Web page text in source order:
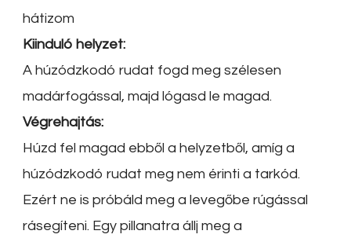
hátizom
Kiinduló helyzet:
A húzódzkodó rudat fogd meg szélesen
madárfogással, majd lógasd le magad.
Végrehajtás:
Húzd fel magad ebből a helyzetből, amíg a
húzódzkodó rudat meg nem érinti a tarkód.
Ezért ne is próbáld meg a levegőbe rúgással
rásegíteni. Egy pillanatra állj meg a